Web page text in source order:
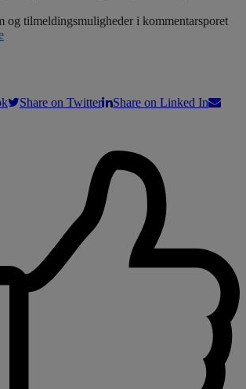
og tilmeldingsmuligheder i kommentarsporet
Share on Twitter
Share on Linked In